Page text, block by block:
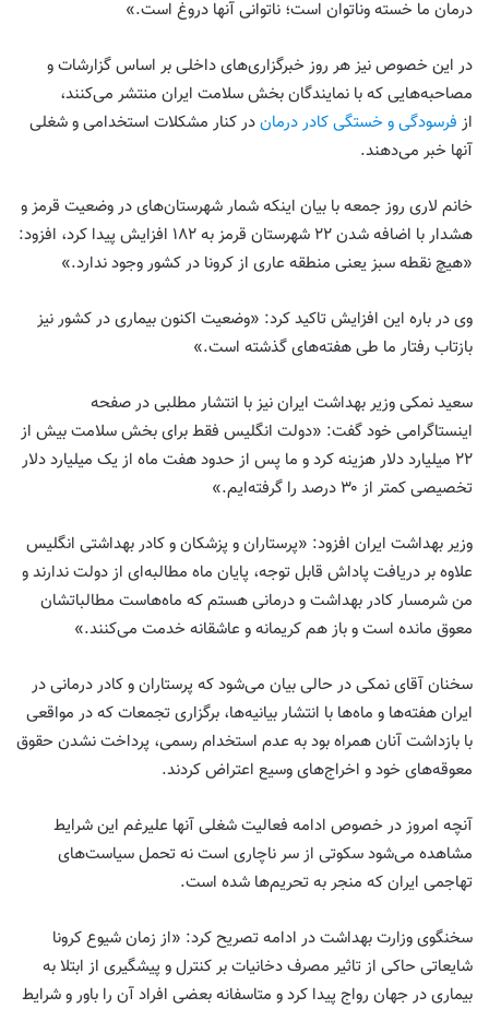
درمان ما خسته وناتوان است؛ ناتوانی آنها دروغ است.»
در این خصوص نیز هر روز خبرگزاری‌های داخلی بر اساس گزارشات و
مصاحبه‌هایی که با نمایندگان بخش سلامت ایران منتشر می‌کنند،
از فرسودگی و خستگی کادر درماندر کنار مشکلات استخدامی و شغلی
آنها خبر می‌دهند.
خانم لاری روز جمعه با بیان اینکه شمار شهرستان‌های در وضعیت قرمز و
هشدار با اضافه شدن ۲۲ شهرستان قرمز به ۱۸۲ افزایش پیدا کرد، افزود:
«هیچ نقطه سبز یعنی منطقه عاری از کرونا در کشور وجود ندارد.»
وی در باره این افزایش تاکید کرد: «وضعیت اکنون بیماری در کشور نیز
بازتاب رفتار ما طی هفته‌های گذشته است.»
سعید نمکی وزیر بهداشت ایران نیز با انتشار مطلبی در صفحه
اینستاگرامی خود گفت: «دولت انگلیس فقط برای بخش سلامت بیش از
۲۲ میلیارد دلار هزینه کرد و ما پس از حدود هفت ماه از یک میلیارد دلار
تخصیصی کمتر از ۳۰ درصد را گرفته‌ایم.»
وزیر بهداشت ایران افزود: «پرستاران و پزشکان و کادر بهداشتی انگلیس
علاوه بر دریافت پاداش قابل توجه، پایان ماه مطالبه‌ای از دولت ندارند و
من شرمسار کادر بهداشت و درمانی هستم که ماه‌هاست مطالباتشان
معوق مانده است و باز هم کریمانه و عاشقانه خدمت می‌کنند.»
سخنان آقای نمکی در حالی بیان می‌شود که پرستاران و کادر درمانی در
ایران هفته‌ها و ماه‌ها با انتشار بیانیه‌ها، برگزاری تجمعات که در مواقعی
با بازداشت آنان همراه بود به عدم استخدام رسمی، پرداخت نشدن حقوق
معوقه‌های خود و اخراج‌های وسیع اعتراض کردند.
آنچه امروز در خصوص ادامه فعالیت شغلی آنها علیرغم این شرایط
مشاهده می‌شود سکوتی از سر ناچاری است نه تحمل سیاست‌های
تهاجمی ایران که منجر به تحریم‌ها شده است.
سخنگوی وزارت بهداشت در ادامه تصریح کرد: «از زمان شیوع کرونا
شایعاتی حاکی از تاثیر مصرف دخانیات بر کنترل و پیشگیری از ابتلا به
بیماری در جهان رواج پیدا کرد و متاسفانه بعضی افراد آن را باور و شرایط